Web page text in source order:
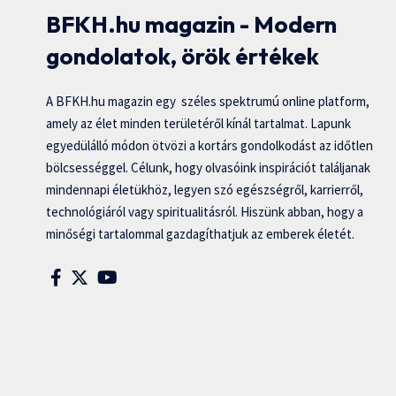
BFKH.hu magazin - Modern
gondolatok, örök értékek
A BFKH.hu magazin egy széles spektrumú online platform,
amely az élet minden területéről kínál tartalmat. Lapunk
egyedülálló módon ötvözi a kortárs gondolkodást az időtlen
bölcsességgel. Célunk, hogy olvasóink inspirációt találjanak
mindennapi életükhöz, legyen szó egészségről, karrierről,
technológiáról vagy spiritualitásról. Hiszünk abban, hogy a
minőségi tartalommal gazdagíthatjuk az emberek életét.